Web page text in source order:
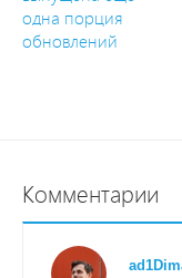
одна порция
обновлений
Комментарии